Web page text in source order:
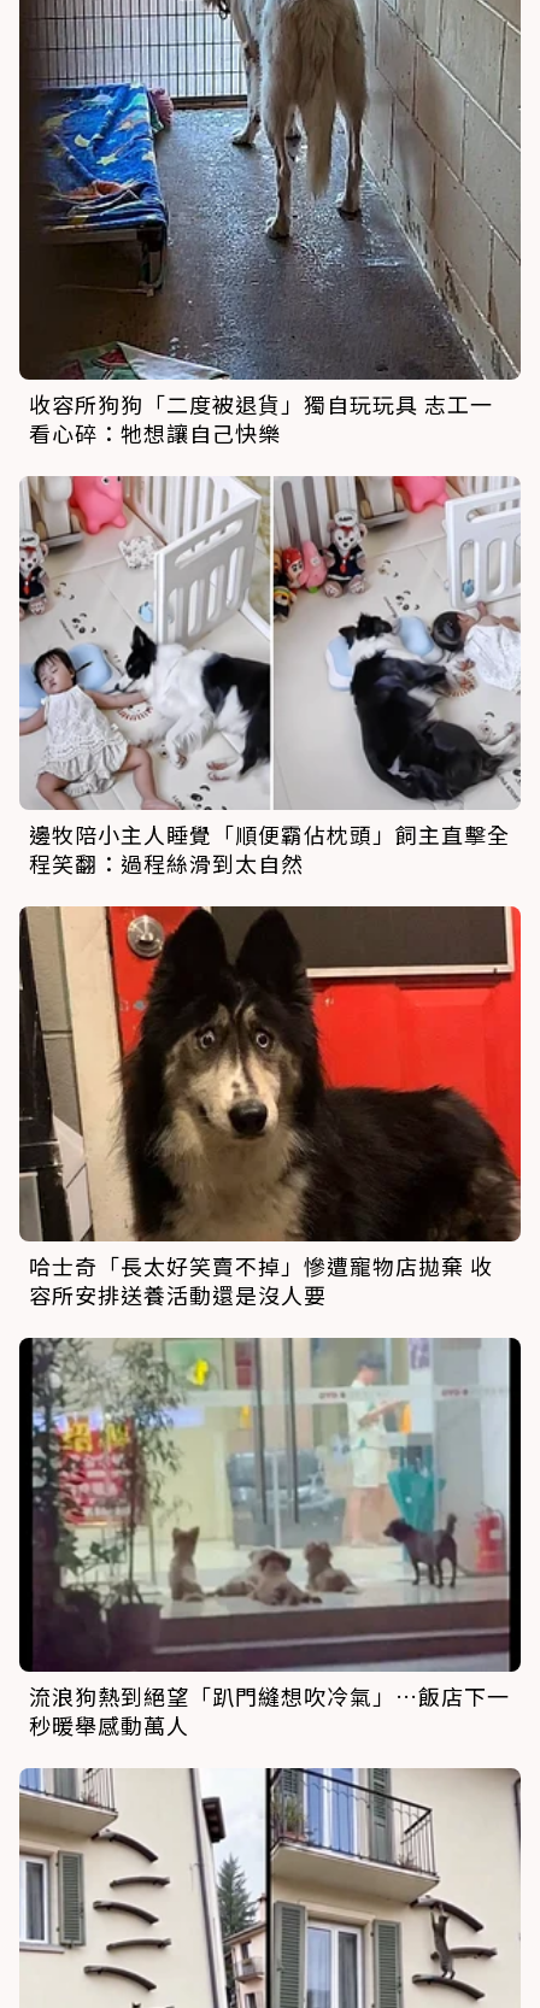
收容所狗狗「二度被退貨」獨自玩玩具 志工一
看心碎：牠想讓自己快樂
邊牧陪小主人睡覺「順便霸佔枕頭」飼主直擊全
程笑翻：過程絲滑到太自然
哈士奇「長太好笑賣不掉」慘遭寵物店拋棄 收
容所安排送養活動還是沒人要
流浪狗熱到絕望「趴門縫想吹冷氣」…飯店下一
秒暖舉感動萬人